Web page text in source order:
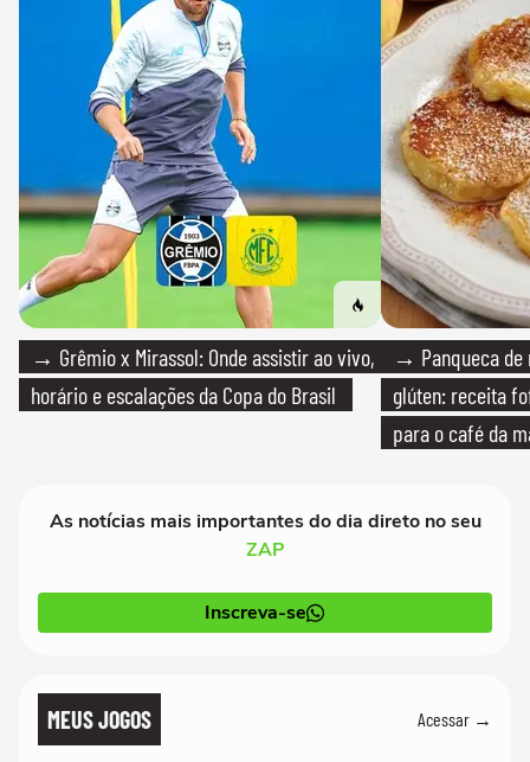
→ Grêmio x Mirassol: Onde assistir ao vivo,
horário e escalações da Copa do Brasil
→ Panqueca de
glúten: receita
para o café da
As notícias mais importantes do dia direto no seu
ZAP
Inscreva-se
MEUS JOGOS Acessar →